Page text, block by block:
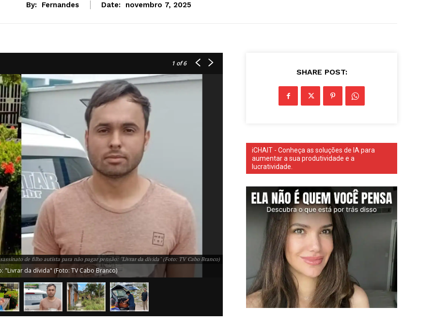
By: Fernandes Date: novembro 7, 2025
1 of 6
de filho autista para não pagar pensão: "Livrar da dívida" (Foto: TV Cabo Branco)
"Livrar da dívida" (Foto: TV Cabo Branco)
O corpo do menino Arthur Davi, de 11 anos, foi encontrado em uma
O corpo do menino Arthur Davi, de 11 anos, foi encontrado em uma área
Cabo Branco)
SHARE POST:
iCHAIT - Conheça as soluções de IA para
aumentar a sua produtividade e a
lucratividade.